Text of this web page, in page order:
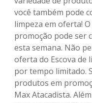
você também pode
limpeza em oferta!
promoção pode ser
esta semana. Não
oferta do Escova de
por tempo limitado.
produtos em
Max Atacadista.